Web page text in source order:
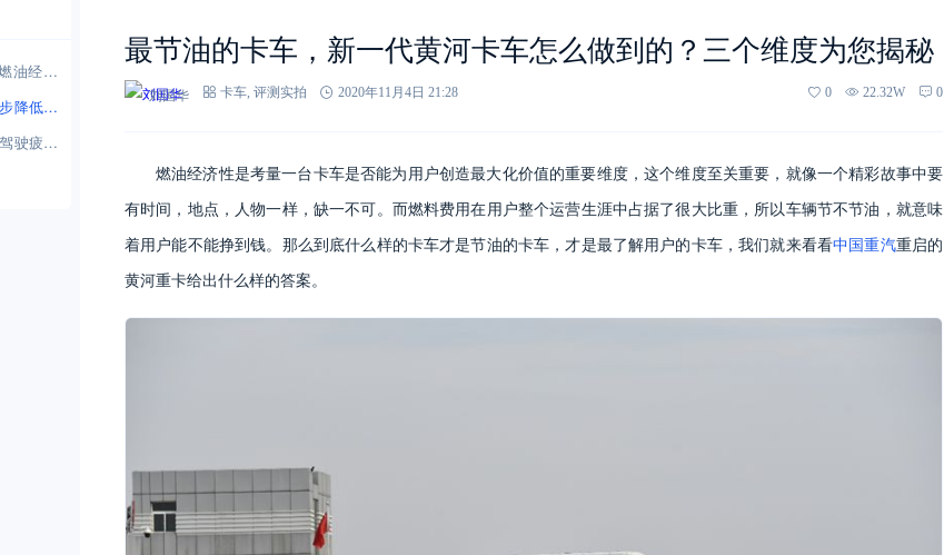
最节油的卡车，新一代黄河卡车怎么做到的？三个维度为您揭秘
刘国华 卡车 评测实拍 2020年11月4日 21:28 0 22.32W 0
燃油经济性是考量一台卡车是否能为用户创造最大化价值的重要维度，这个维度至关重要，就像一个精彩故事中要
有时间，地点，人物一样，缺一不可。而燃料费用在用户整个运营生涯中占据了很大比重，所以车辆节不节油，就意味
着用户能不能挣到钱。那么到底什么样的卡车才是节油的卡车，才是最了解用户的卡车，我们就来看看中国重汽重启的
黄河重卡给出什么样的答案。
油经济
降低油
驶疲劳